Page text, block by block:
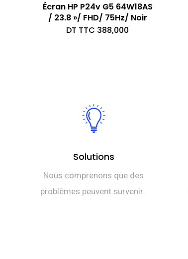
Écran HP P24v G5 64W18AS
/ 23.8 »/ FHD/ 75Hz/ Noir
DT TTC 388,000
Solutions
Nous comprenons que des
problèmes peuvent survenir.